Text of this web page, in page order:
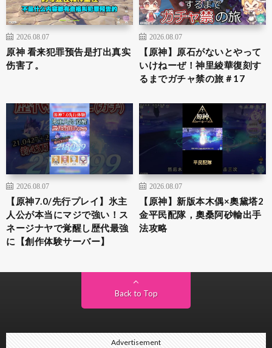
2026.08.07
原神 看来犯罪预告是打出真实
伤害了。
2026.08.07
【原神】原石がないとやって
いけねーぜ！神里綾華復刻す
るまでガチャ禁の旅＃17
2026.08.07
【原神7.0/先行プレイ】氷主
人公が本当にマジで強い！ス
ネージナヤで覚醒し歴代最強
に【創作体験サーバー】
2026.08.07
【原神】新版本木偶×奧黛塔2
金平民配隊，奧桑阿砂輸出手
法攻略
Back to Top
Advertisement